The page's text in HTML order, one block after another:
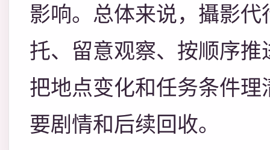
影响。总体来说，攝影
托、留意观察、按顺序
把地点变化和任务条件
要剧情和后续回收。